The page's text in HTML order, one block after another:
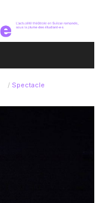
/ Spectacle